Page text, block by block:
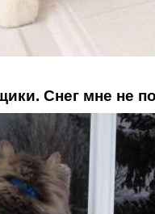
Снег мне не